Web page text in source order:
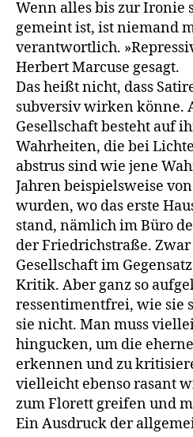
Wenn alles bis zur Ironie
gemeint ist, ist niemand
verantwortlich.
Herbert Marcuse gesagt.
Das heißt nicht, dass
subversiv wirken könne.
Gesellschaft besteht auf
Wahrheiten, die bei
abstrus sind wie jene
Jahren beispielsweise
wurden, wo das erste
stand, nämlich im Büro
der Friedrichstraße.
Gesellschaft im
Kritik. Aber ganz so
ressentimentfrei, wie sie
sie nicht. Man muss
hingucken, um die
erkennen und zu
vielleicht ebenso rasant
zum Florett greifen und
Ein Ausdruck der